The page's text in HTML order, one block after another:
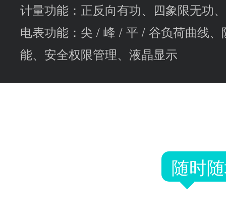
计量功能：正反向有功、四象限无功
电表功能：尖 / 峰 / 平 / 谷负荷曲线
能、安全权限管理、液晶显示
国内一线品牌水